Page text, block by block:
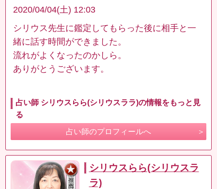
2020/04/04(土) 12:03
シリウス先生に鑑定してもらった後に相手と一
緒に話す時間ができました。
流れがよくなったのかしら。
ありがとうございます。
占い師 シリウスらら(シリウスララ)の情報をもっと見
る
占い師のプロフィールへ
シリウスらら(シリウスラ
ラ)